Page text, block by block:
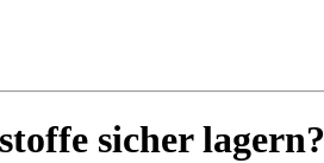
sicher lagern?